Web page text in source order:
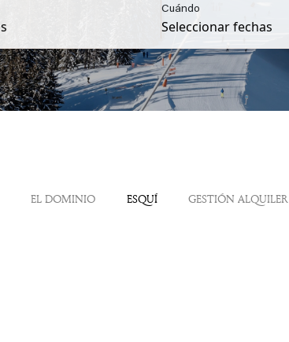
Cuándo
EL DOMINIO ESQUÍ GESTIÓN ALQUILER